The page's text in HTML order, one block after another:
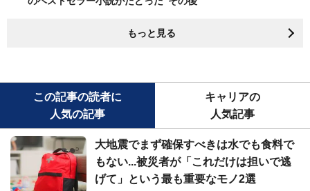
もっと見る
この記事の読者に
人気の記事
キャリアの
人気記事
大地震でまず確保すべきは水でも食料で
もない...被災者が「これだけは担いで逃
げて」という最も重要なモノ2選